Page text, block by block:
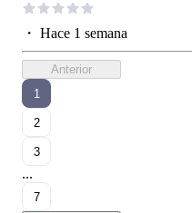
・ Hace 1 semana
Anterior
1
2
3
...
7